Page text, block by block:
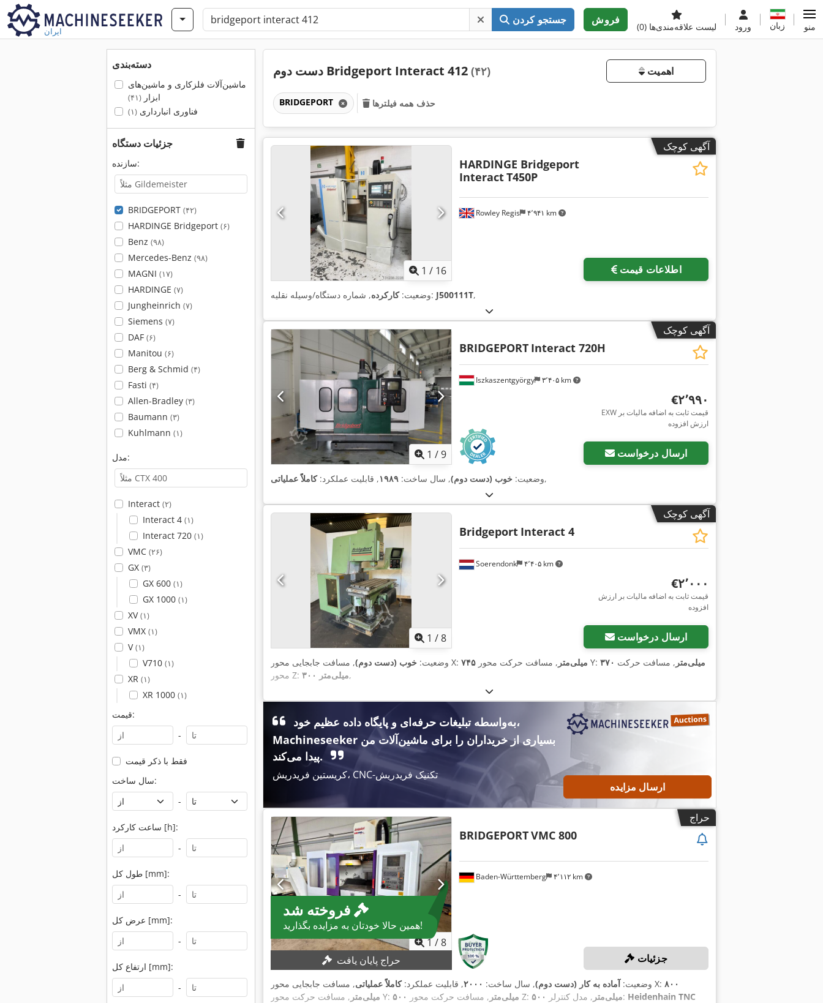
ایران
جستجو کردن فروش
لیست علاقه‌مندی‌ها (0) ورود زبان منو
دسته‌بندی
ماشین‌آلات فلزکاری و ماشین‌های
ابزار(۴۱)
فناوری انبارداری(۱)
جزئیات دستگاه
سازنده:
BRIDGEPORT (۴۲)
HARDINGE Bridgeport (۶)
Benz (۹۸)
Mercedes-Benz (۹۸)
MAGNI (۱۷)
HARDINGE (۷)
Jungheinrich (۷)
Siemens (۷)
DAF (۶)
Manitou (۶)
Berg & Schmid (۴)
Fasti (۴)
Allen-Bradley (۳)
Baumann (۳)
Kuhlmann (۱)
مدل:
Interact (۲)
Interact 4 (۱)
Interact 720 (۱)
VMC (۲۶)
GX (۳)
GX 600 (۱)
GX 1000 (۱)
XV(۱)
VMX (۱)
V(۱)
V710 (۱)
XR (۱)
XR 1000 (۱)
قیمت:
-
فقط با ذکر قیمت
سال ساخت:
-
ساعت کارکرد [h]:
-
طول کل [mm]:
-
عرض کل [mm]:
-
ارتفاع کل [mm]:
-
دست دوم Bridgeport Interact 412 (۴۲) اهمیت
BRIDGEPORT حذف همه فیلترها
آگهی کوچک
1 / 16
Rowley Regis ۴٬۹۴۱ km
HARDINGE Bridgeport
InteractT450P
اطلاعات قیمت
وضعیت:کارکرده , شماره دستگاه/وسیله نقلیه: J500111T,
آگهی کوچک
1 /9
Iszkaszentgyörgy ۳٬۴۰۵ km
BRIDGEPORT Interact 720H
‎€۲٬۹۹۰
EXW قیمت ثابت به اضافه مالیات بر
ارزش افزوده
ارسال درخواست
وضعیت: خوب (دست دوم), سال ساخت: ۱۹۸۹, قابلیت عملکرد:کاملاً عملیاتی ,
آگهی کوچک
1 /8
Soerendonk ۴٬۴۰۵ km
Bridgeport Interact 4
‎€۲٬۰۰۰
قیمت ثابت به اضافه مالیات بر ارزش
افزوده
ارسال درخواست
وضعیت: خوب (دست دوم) , مسافت جابجایی محور X: ۷۴۵ میلی‌متر , مسافت حرکت محور Y: ۳۷۰ میلی‌متر , مسافت حرکت
محور Z:
۳۰۰ میلی‌متر,
Machineseeker بسیاری از خریداران را برای ماشین‌آلات من
پیدا می‌کند.
کریستین فریدریش، CNC-تکنیک فریدریش
ارسال مزایده
حراج
همین حالا خودتان به مزایده بگذارید!
1 /8
حراج پایان یافت
Baden-Württemberg ۴٬۱۱۲ km
BRIDGEPORTVMC 800
جزئیات
وضعیت:آماده به کار (دست دوم), سال ساخت: ۲۰۰۰, قابلیت عملکرد:کاملاً عملیاتی , مسافت جابجایی محور X: ۸۰۰
میلی‌متر , مسافت حرکت محور Y: ۵۰۰ میلی‌متر , مسافت حرکت محور Z: ۵۰۰ میلی‌متر, مدل کنترلر: Heidenhain TNC